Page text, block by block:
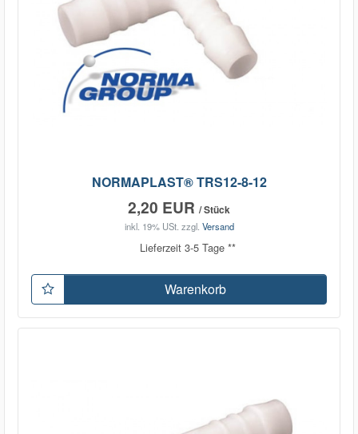
NORMAPLAST® TRS12-8-12
2,20 EUR / Stück
inkl. 19% USt. zzgl. Versand
Lieferzeit 3-5 Tage **
Warenkorb